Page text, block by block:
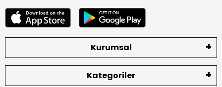
Kurumsal
Kategoriler